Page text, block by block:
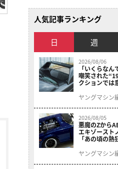
人気記事ランキング
日 週
2026/08/06
「いくらな
嘲笑された
クションでは
ヤングマシン
2026/08/05
悪魔のZから
エキゾースト
「あの頃の
結！
ヤングマシン